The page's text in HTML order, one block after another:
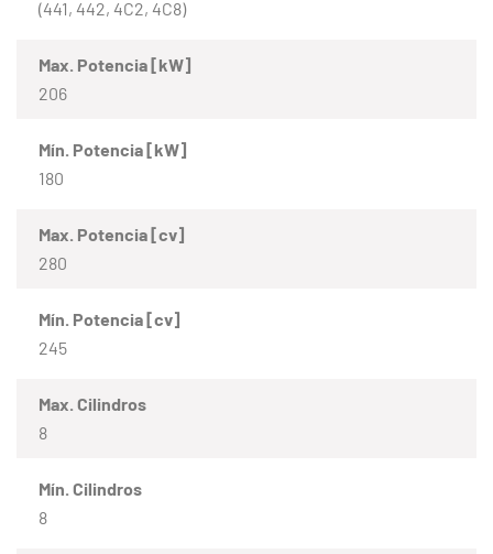
(441, 442, 4C2, 4C8)
Max. Potencia [kW]
206
Mín. Potencia [kW]
180
Max. Potencia [cv]
280
Mín. Potencia [cv]
245
Max. Cilindros
8
Mín. Cilindros
8